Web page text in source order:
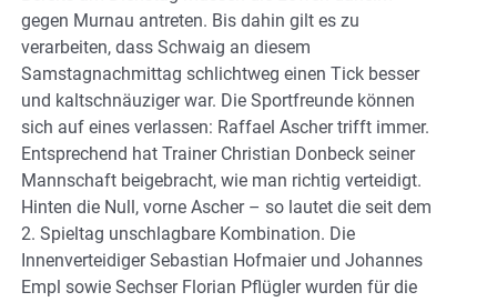
gegen Murnau antreten. Bis dahin gilt es zu
verarbeiten, dass Schwaig an diesem
Samstagnachmittag schlichtweg einen Tick besser
und kaltschnäuziger war. Die Sportfreunde können
sich auf eines verlassen: Raffael Ascher trifft immer.
Entsprechend hat Trainer Christian Donbeck seiner
Mannschaft beigebracht, wie man richtig verteidigt.
Hinten die Null, vorne Ascher – so lautet die seit dem
2. Spieltag unschlagbare Kombination. Die
Innenverteidiger Sebastian Hofmaier und Johannes
Empl sowie Sechser Florian Pflügler wurden für die